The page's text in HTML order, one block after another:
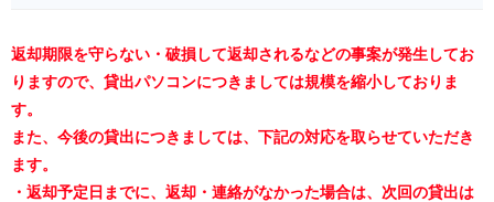
返却期限を守らない・破損して返却されるなどの事案が発生してお
りますので、貸出パソコンにつきましては規模を縮小しておりま
す。
また、今後の貸出につきましては、下記の対応を取らせていただき
ます。
・返却予定日までに、返却・連絡がなかった場合は、次回の貸出は